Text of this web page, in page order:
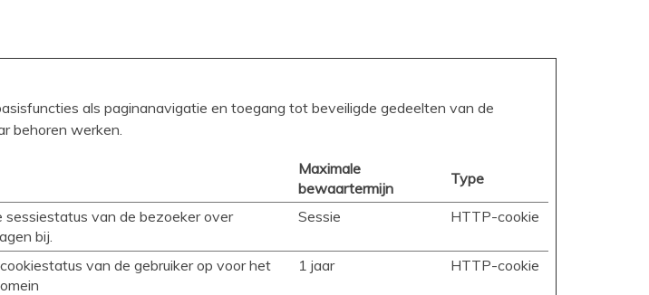
als paginanavigatie en toegang tot beveiligde gedeelten van de
behoren werken.
Maximale
bewaartermijn
Type
sessiestatus van de bezoeker over
bij.
Sessie HTTP-cookie
van de gebruiker op voor het
1 jaar HTTP-cookie